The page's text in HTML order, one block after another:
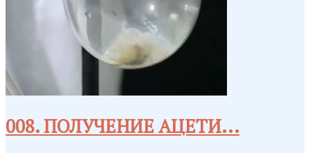
008. ПОЛУЧЕНИЕ АЦЕТИ...